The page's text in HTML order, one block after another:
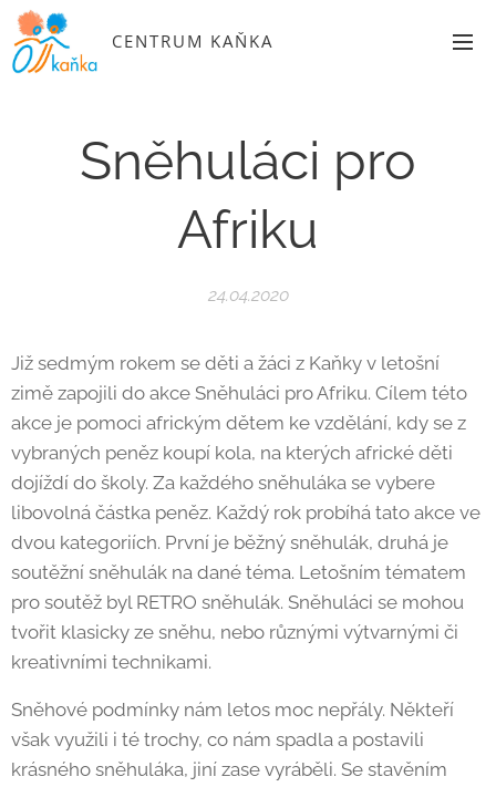
CENTRUM KAŇKA
Sněhuláci pro
Afriku
24.04.2020
Již sedmým rokem se děti a žáci z Kaňky v letošní
zimě zapojili do akce Sněhuláci pro Afriku. Cílem této
akce je pomoci africkým dětem ke vzdělání, kdy se z
vybraných peněz koupí kola, na kterých africké děti
dojíždí do školy. Za každého sněhuláka se vybere
libovolná částka peněz. Každý rok probíhá tato akce ve
dvou kategoriích. První je běžný sněhulák, druhá je
soutěžní sněhulák na dané téma. Letošním tématem
pro soutěž byl RETRO sněhulák. Sněhuláci se mohou
tvořit klasicky ze sněhu, nebo různými výtvarnými či
kreativními technikami.
Sněhové podmínky nám letos moc nepřály. Někteří
však využili i té trochy, co nám spadla a postavili
krásného sněhuláka, jiní zase vyráběli. Se stavěním